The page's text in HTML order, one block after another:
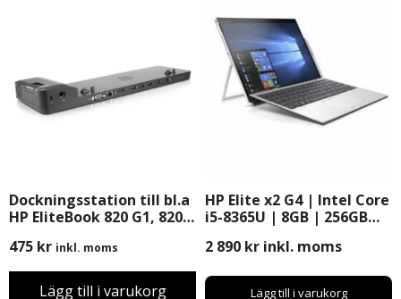
Dockningsstation till bl.a
HP EliteBook 820 G1, 820
nätdel. Begagnad
475 kr inkl. moms
Lägg till i varukorg
HP Elite x2 G4 | Intel Core
i5-8365U | 8GB | 256GB
Pro
2 890 kr inkl. moms
Lägg till i varukorg